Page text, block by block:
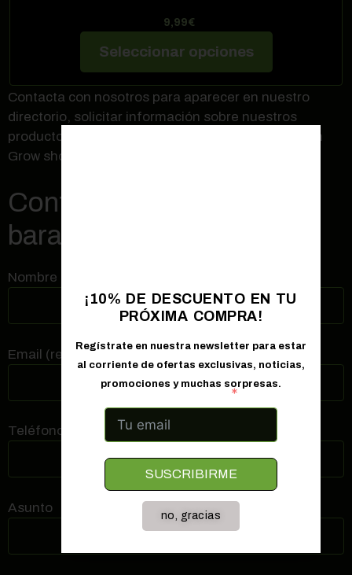
9,99€
Seleccionar opciones
Contacta con nosotros para aparecer en nuestro
directorio, solicitar información sobre nuestros
productos,
o si quieres abrir un
Grow shop en Almadén
Contactar con Grow shop
barato en Almadén
Nombre (requerido)
Email (requerido)
Teléfono de contacto (requerido)
Asunto
¡10% DE DESCUENTO EN TU
PRÓXIMA COMPRA!
Regístrate en nuestra newsletter para estar
al corriente de ofertas exclusivas, noticias,
promociones y muchas sorpresas.
Correo electrónico
SUSCRIBIRME
no, gracias